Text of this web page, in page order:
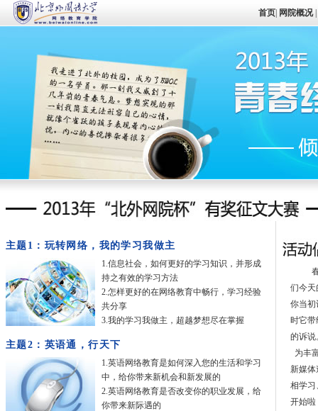
首页 网院概况|
主题1：玩转网络，我的学习我做主
1.信息社会，如何更好的学习知识，并形成
持之有效的学习方法
2.怎样更好的在网络教育中畅行，学习经验
共分享
3.我的学习我做主，超越梦想尽在掌握
主题2：英语通，行天下
1.英语网络教育是如何深入您的生活和学习
中，给你带来新机会和新发展的
2.英语网络教育是否改变你的职业发展，给
你带来新际遇的
们今天
你当初
时它
的诉说
为丰
新媒体
相学习
开始啦